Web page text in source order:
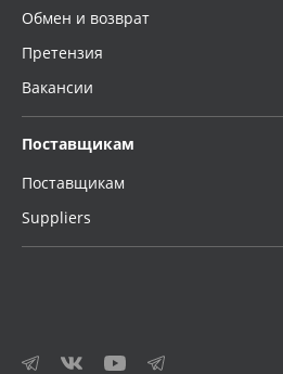
Обмен и возврат
Претензия
Вакансии
Поставщикам
Поставщикам
Suppliers